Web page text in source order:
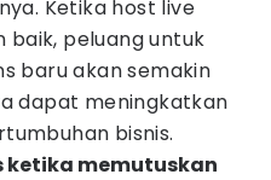
Ketika host live
baik, peluang untuk
baru akan semakin
dapat meningkatkan
bisnis.
ketika memutuskan